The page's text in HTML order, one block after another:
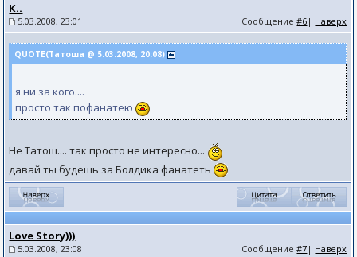
К..
5.03.2008, 23:01 Сообщение#6 | Наверх
QUOTE(Татоша @ 5.03.2008, 20:08)
я ни за кого....
просто так пофанатею
Не Татош.... так просто не интересно...
давай ты будешь за Болдика фанатеть
Love Story)))
5.03.2008, 23:08 Сообщение#7 | Наверх